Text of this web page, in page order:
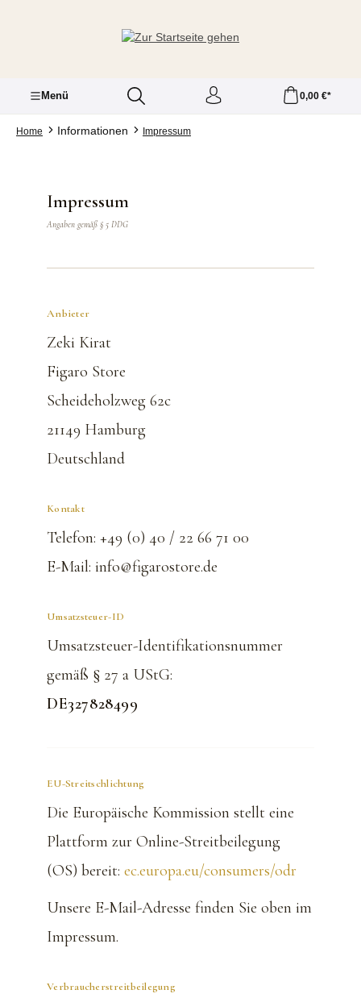
Menü 0,00 €*
Home Informationen Impressum
Impressum
Angaben gemäß § 5 DDG
Anbieter
Zeki Kirat
Figaro Store
Scheideholzweg 62c
21149 Hamburg
Deutschland
Kontakt
Telefon: +49 (0) 40 / 22 66 71 00
E-Mail: info@figarostore.de
Umsatzsteuer-ID
Umsatzsteuer-Identifikationsnummer
gemäß § 27 a UStG:
DE327828499
EU-Streitschlichtung
Die Europäische Kommission stellt eine
Plattform zur Online-Streitbeilegung
(OS) bereit: ec.europa.eu/consumers/odr
Unsere E-Mail-Adresse finden Sie oben im
Impressum.
Verbraucherstreitbeilegung